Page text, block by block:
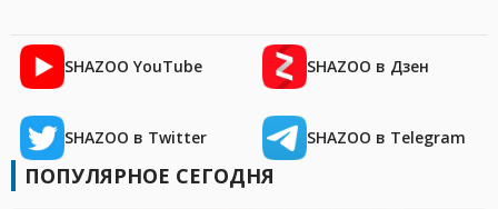
SHAZOO YouTube SHAZOO в Дзен
SHAZOO в Twitter SHAZOO в Telegram
ПОПУЛЯРНОЕ СЕГОДНЯ